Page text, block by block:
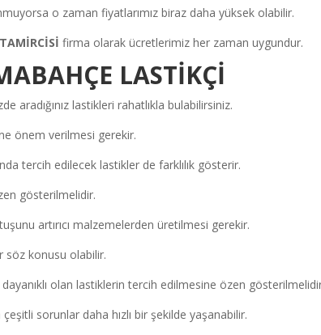
o zaman fiyatlarımız biraz daha yüksek olabilir.
firma olarak ücretlerimiz her zaman uygundur.
LASTİKÇİ
aradığınız lastikleri rahatlıkla bulabilirsiniz.
önem verilmesi gerekir.
tercih edilecek lastikler de farklılık gösterir.
gösterilmelidir.
artırıcı malzemelerden üretilmesi gerekir.
söz konusu olabilir.
olan lastiklerin tercih edilmesine özen
sorunlar daha hızlı bir şekilde yaşanabilir.